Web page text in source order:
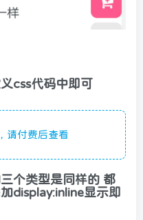
css代码中即可
请付费后查看
个类型是同样的 都
display:inline显示即